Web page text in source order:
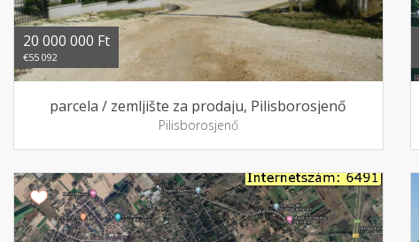
20 000 000 Ft
€55 092
parcela / zemljište za prodaju, Pilisborosjenő
Pilisborosjenő